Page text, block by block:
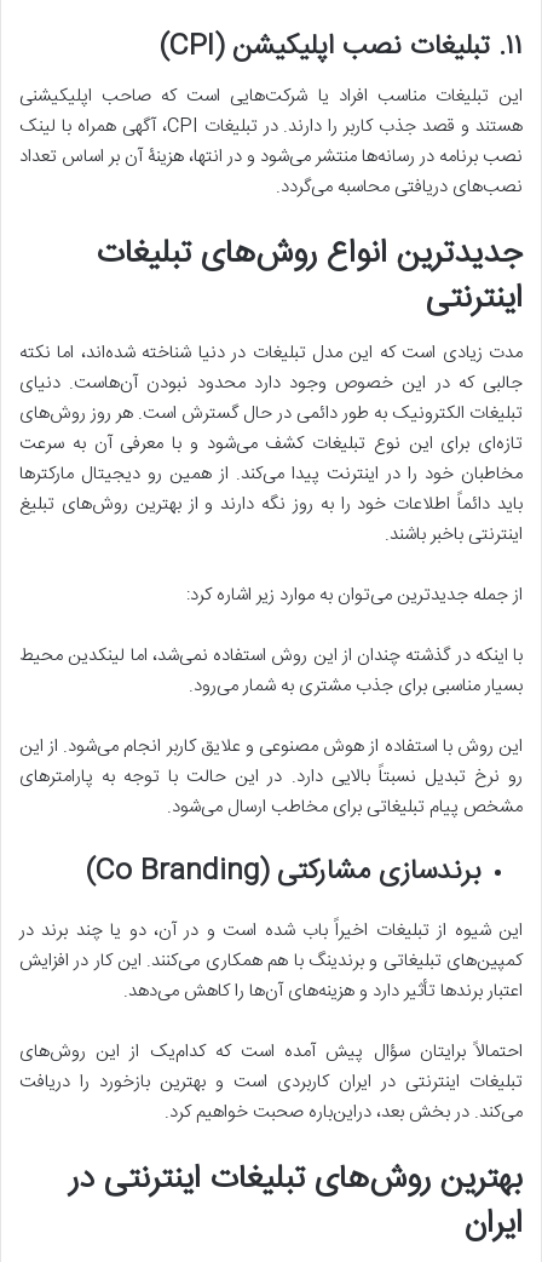
۱۱. تبلیغات نصب اپلیکیشن (CPI)
این تبلیغات مناسب افراد یا شرکت‌هایی است که صاحب اپلیکیشنی
هستند و قصد جذب کاربر را دارند. در تبلیغات CPI، آگهی همراه با لینک
نصب برنامه در رسانه‌ها منتشر می‌شود و در انتها، هزینۀ آن بر اساس تعداد
نصب‌های دریافتی محاسبه می‌گردد.
جدیدترین انواع روشهای تبلیغات
اینترنتی
مدت زیادی است که این مدل تبلیغات در دنیا شناخته شده‌اند، اما نکته
جالبی که در این خصوص وجود دارد محدود نبودن آن‌هاست. دنیای
تبلیغات الکترونیک به طور دائمی در حال گسترش است. هر روز روش‌های
تازه‌ای برای این نوع تبلیغات کشف می‌شود و با معرفی آن به سرعت
مخاطبان خود را در اینترنت پیدا می‌کند. از همین رو دیجیتال مارکترها
باید دائماً اطلاعات خود را به روز نگه دارند و از بهترین روش‌های تبلیغ
اینترنتی باخبر باشند.
از جمله جدیدترین می‌توان به موارد زیر اشاره کرد:
با اینکه در گذشته چندان از این روش استفاده نمی‌شد، اما لینکدین محیط
بسیار مناسبی برای جذب مشتری به شمار می‌رود.
این روش با استفاده از هوش مصنوعی و علایق کاربر انجام می‌شود. از این
رو نرخ تبدیل نسبتاً بالایی دارد. در این حالت با توجه به پارامترهای
مشخص پیام تبلیغاتی برای مخاطب ارسال می‌شود.
برندسازی مشارکتی(Co Branding)
این شیوه از تبلیغات اخیراً باب شده است و در آن، دو یا چند برند در
کمپین‌‌های تبلیغاتی و برندینگ با هم همکاری می‌کنند. این کار در افزایش
اعتبار برندها تأثیر دارد و هزینه‌های آن‌ها را کاهش می‌دهد.
احتمالاً برایتان سؤال پیش آمده است که کدام‌یک از این روش‌های
تبلیغات اینترنتی در ایران کاربردی است و بهترین بازخورد را دریافت
می‌کند. در بخش بعد، در‌این‌باره صحبت خواهیم کرد.
بهترین روشهای تبلیغات اینترنتی در
ایران